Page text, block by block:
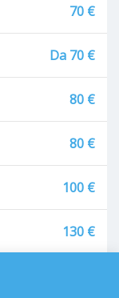
70 €
Da 70 €
80 €
80 €
100 €
130 €